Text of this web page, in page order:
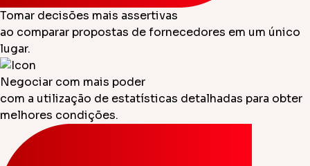
Tomar decisões mais assertivas
ao comparar propostas de fornecedores em um único
lugar.
Negociar com mais poder
com a utilização de estatísticas detalhadas para obter
melhores condições.